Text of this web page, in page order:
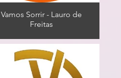
Vamos Sorrir - Lauro de
Freitas